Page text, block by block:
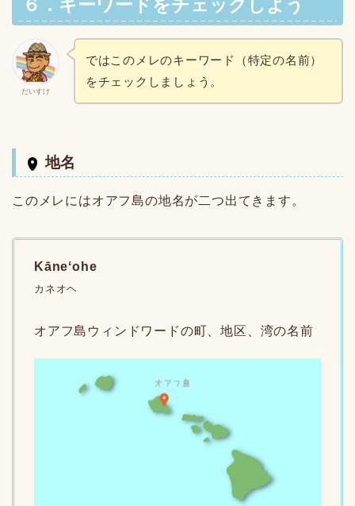
６．キーワードをチェックしよう
だいすけ
ではこのメレのキーワード（特定の名前）
をチェックしましょう。
地名
このメレにはオアフ島の地名が二つ出てきます。
Kāneʻohe
カネオヘ
オアフ島ウィンドワードの町、地区、湾の名前